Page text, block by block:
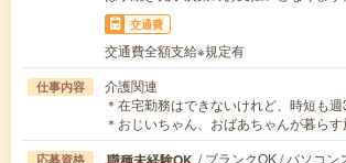
交通費
交通費全額支給※規定有
仕事内容
介護関連
＊在宅勤務はできないけれど、時短も
＊おじいちゃん、おばあちゃんが暮ら
応募資格
/ ブランクOK / パソコン